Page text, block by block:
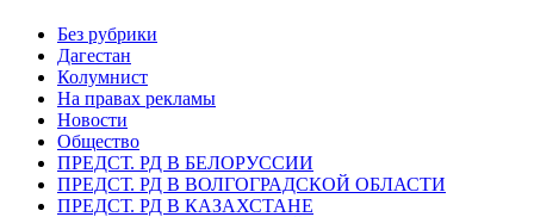
Без рубрики
Дагестан
Колумнист
На правах рекламы
Новости
Общество
ПРЕДСТ. РД В БЕЛОРУССИИ
ПРЕДСТ. РД В ВОЛГОГРАДСКОЙ ОБЛАСТИ
ПРЕДСТ. РД В КАЗАХСТАНЕ